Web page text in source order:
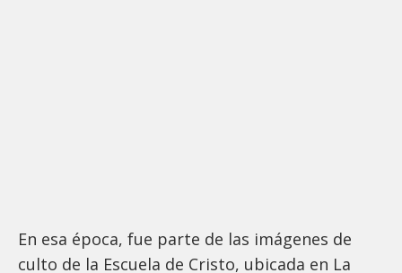
En esa época, fue parte de las imágenes de
culto de la Escuela de Cristo, ubicada en La